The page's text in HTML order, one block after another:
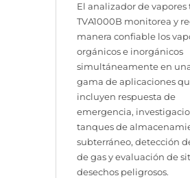
El analizador de vapores
TVA1000B monitorea y
manera confiable los
orgánicos e inorgánicos
simultáneamente en
gama de aplicaciones
incluyen respuesta de
emergencia,
tanques de
subterráneo, detección
de gas y evaluación de
desechos peligrosos.